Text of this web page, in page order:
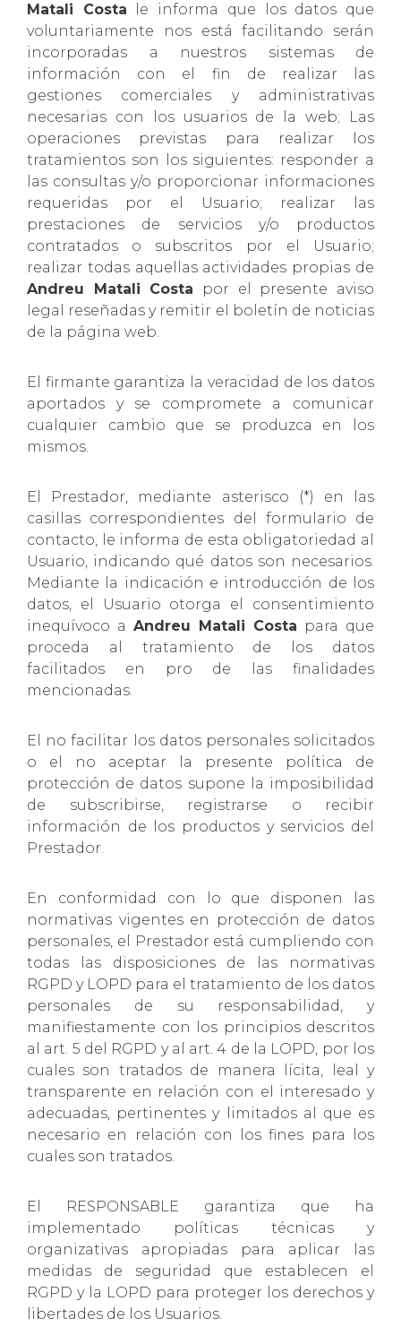
Matali Costa le informa que los datos que
voluntariamente nos está facilitando serán
incorporadas a nuestros sistemas de
información con el fin de realizar las
gestiones comerciales y administrativas
necesarias con los usuarios de la web; Las
operaciones previstas para realizar los
tratamientos son los siguientes: responder a
las consultas y/o proporcionar informaciones
requeridas por el Usuario; realizar las
prestaciones de servicios y/o productos
contratados o subscritos por el Usuario;
realizar todas aquellas actividades propias de
Andreu Matali Costa por el presente aviso
legal reseñadas y remitir el boletín de noticias
de la página web.
El firmante garantiza la veracidad de los datos
aportados y se compromete a comunicar
cualquier cambio que se produzca en los
mismos.
El Prestador, mediante asterisco (*) en las
casillas correspondientes del formulario de
contacto, le informa de esta obligatoriedad al
Usuario, indicando qué datos son necesarios.
Mediante la indicación e introducción de los
datos, el Usuario otorga el consentimiento
inequívoco a Andreu Matali Costa para que
proceda al tratamiento de los datos
facilitados en pro de las finalidades
mencionadas.
El no facilitar los datos personales solicitados
o el no aceptar la presente política de
protección de datos supone la imposibilidad
de subscribirse, registrarse o recibir
información de los productos y servicios del
Prestador.
En conformidad con lo que disponen las
normativas vigentes en protección de datos
personales, el Prestador está cumpliendo con
todas las disposiciones de las normativas
RGPD y LOPD para el tratamiento de los datos
personales de su responsabilidad, y
manifiestamente con los principios descritos
al art. 5 del RGPD y al art. 4 de la LOPD, por los
cuales son tratados de manera lícita, leal y
transparente en relación con el interesado y
adecuadas, pertinentes y limitados al que es
necesario en relación con los fines para los
cuales son tratados.
El RESPONSABLE garantiza que ha
implementado políticas técnicas y
organizativas apropiadas para aplicar las
medidas de seguridad que establecen el
RGPD y la LOPD para proteger los derechos y
libertades de los Usuarios.